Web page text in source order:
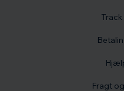
Fragt